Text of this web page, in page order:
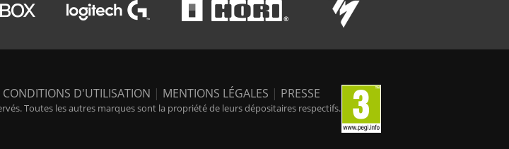
CONDITIONS D'UTILISATION | MENTIONS LÉGALES | PRESSE
Toutes les autres marques sont la propriété de leurs dépositaires respectifs.